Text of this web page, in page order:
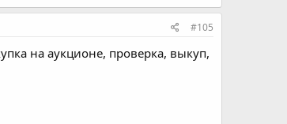
#105
на аукционе, проверка, выкуп,